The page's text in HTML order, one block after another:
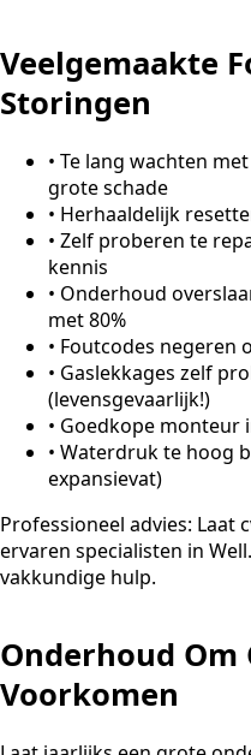
Veelgemaakte
Storingen
• Te lang wachten
grote schade
• Herhaaldelijk
• Zelf proberen te
kennis
• Onderhoud
met 80%
• Foutcodes negeren
• Gaslekkages zelf
(levensgevaarlijk!)
• Goedkope monteur
• Waterdruk te hoog
expansievat)
Professioneel advies: Laat
ervaren specialisten in
vakkundige hulp.
Onderhoud Om
Voorkomen